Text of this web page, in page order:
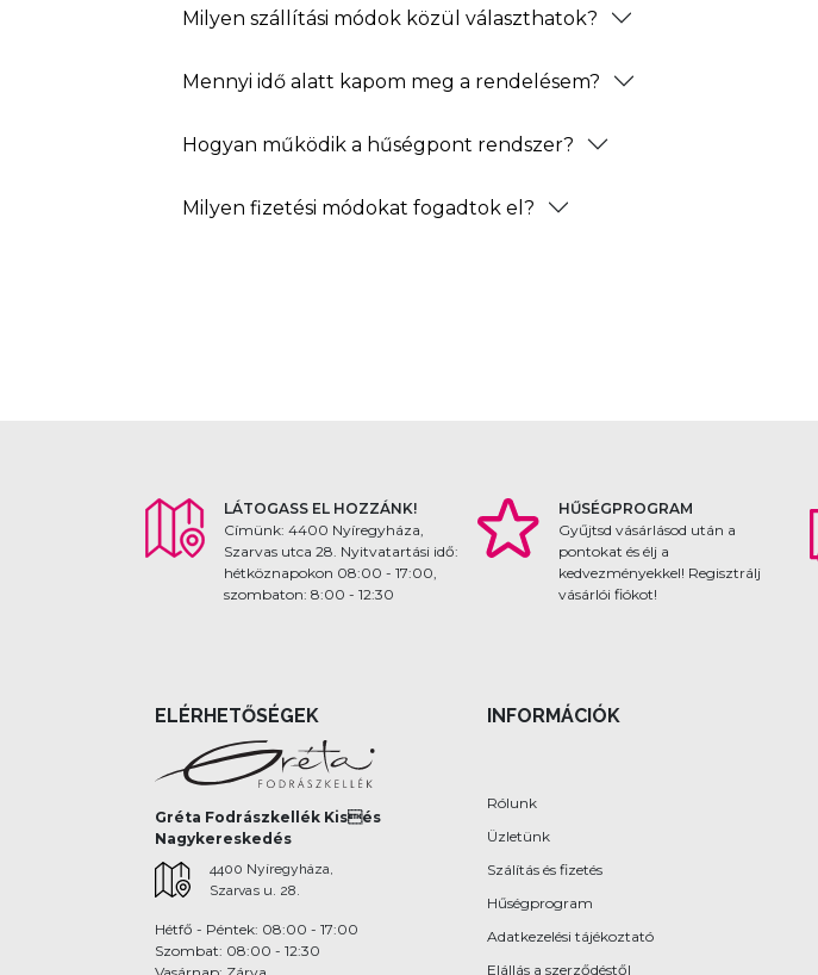
Milyen szállítási módok közül választhatok?
Mennyi idő alatt kapom meg a rendelésem?
Hogyan működik a hűségpont rendszer?
Milyen fizetési módokat fogadtok el?
LÁTOGASS EL HOZZÁNK!
Címünk: 4400 Nyíregyháza,
Szarvas utca 28. Nyitvatartási idő:
hétköznapokon 08:00 - 17:00,
szombaton: 8:00 - 12:30
HŰSÉGPROGRAM
Gyűjtsd vásárlásod után a
pontokat és élj a
kedvezményekkel! Regisztrálj
vásárlói fiókot!
ELÉRHETŐSÉGEK
Gréta Fodrászkellék Kisés
Nagykereskedés
4400 Nyíregyháza,
Szarvas u. 28.
Hétfő - Péntek: 08:00 - 17:00
Szombat: 08:00 - 12:30
INFORMÁCIÓK
Rólunk
Üzletünk
Szálítás és fizetés
Hűségprogram
Adatkezelési tájékoztató
Elállás a szerződéstől